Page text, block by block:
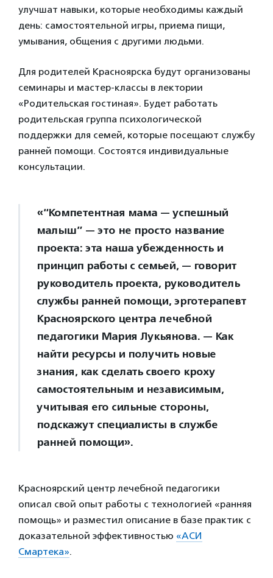
улучшат навыки, которые необходимы каждый
день: самостоятельной игры, приема пищи,
умывания, общения с другими людьми.
Для родителей Красноярска будут организованы
семинары и мастер-классы в лектории
«Родительская гостиная». Будет работать
родительская группа психологической
поддержки для семей, которые посещают службу
ранней помощи. Состоятся индивидуальные
консультации.
«“Компетентная мама — успешный
малыш” — это не просто название
проекта: эта наша убежденность и
принцип работы с семьей, — говорит
руководитель проекта, руководитель
службы ранней помощи, эрготерапевт
Красноярского центра лечебной
педагогики Мария Лукьянова. — Как
найти ресурсы и получить новые
знания, как сделать своего кроху
самостоятельным и независимым,
учитывая его сильные стороны,
подскажут специалисты в службе
ранней помощи».
Красноярский центр лечебной педагогики
описал свой опыт работы с технологией «ранняя
помощь» и разместил описание в базе практик с
доказательной эффективностью «АСИ
Смартека».